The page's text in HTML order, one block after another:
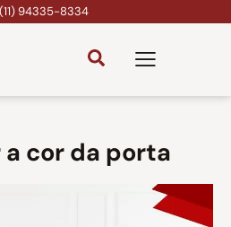
(11) 94335-8334
cor da porta